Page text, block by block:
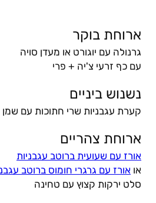
ארוחת בוקר
גרנולה עם יוגורט או מעדן סויה
עם כף זרעי צ'יה + פרי
נשנוש ביניים
קערת עגבניות שרי חתוכות עם שמן
ארוחת צהריים
אורז עם שעועית ברוטב עגבניות
או אורז עם גרגרי חומוס ברוטב
סלט ירקות קצוץ עם טחינה